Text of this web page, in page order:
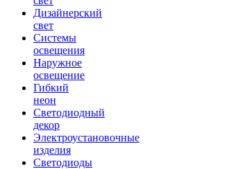
Дизайнерский
свет
Системы
освещения
Наружное
освещение
Гибкий
неон
Светодиодный
декор
Электроустановочные
изделия
Светодиоды